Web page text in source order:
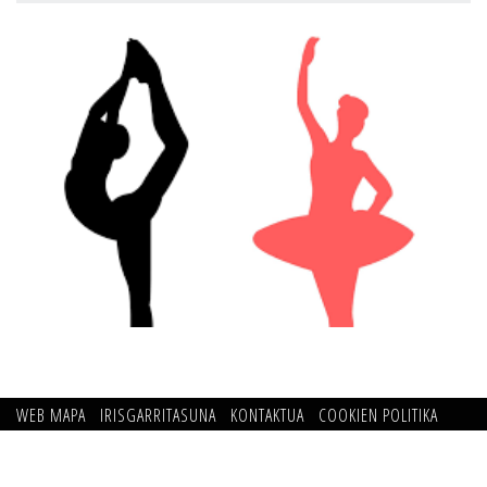
WEB MAPA IRISGARRITASUNA KONTAKTUA
COOKIEN POLITIKA